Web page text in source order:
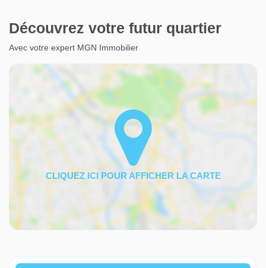
Découvrez votre futur quartier
Avec votre expert MGN Immobilier